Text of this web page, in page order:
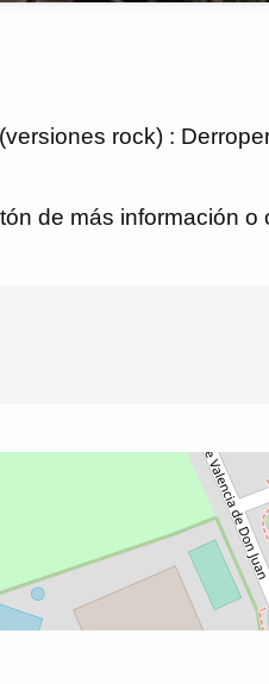
rock) :
de más información